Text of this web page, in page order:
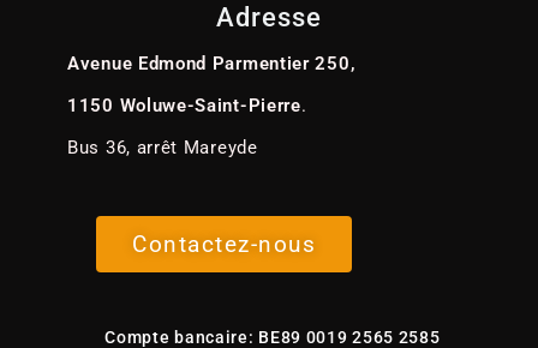
Adresse
Avenue Edmond Parmentier 250,
1150 Woluwe-Saint-Pierre.
Bus 36, arrêt Mareyde
Contactez-nous
Compte bancaire: BE89 0019 2565 2585